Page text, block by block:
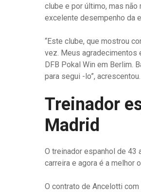
clube e por último, mas
excelente desempenho da
“Este clube, que mostrou
vez. Meus agradecimentos
DFB Pokal Win em Berlim.
para segui -lo”, acrescentou.
Treinador
Madrid
O treinador espanhol de 43
carreira e agora é a melhor
O contrato de Ancelotti